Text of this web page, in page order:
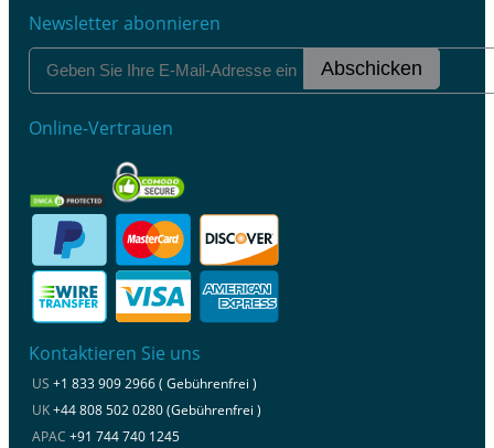
Newsletter abonnieren
Abschicken
Online-Vertrauen
Kontaktieren Sie uns
US +1 833 909 2966 ( Gebührenfrei )
UK+44 808 502 0280 (Gebührenfrei )
APAC +91 744 740 1245